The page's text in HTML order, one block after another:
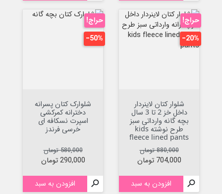
شلوار کتان لاینردار
داخل خز 2 تا 3 سال
بچه گانه وارداتی سبز
طرح نوشته kids
fleece lined pants
قیمت عادی
880,000 تومان
قیمت
704,000 تومان
 افزودن به سبد
حراج!
‎−20%
شلوارک کتان پسرانه
دخترانه کمرکشی
اسپرت نسکافه ای
خرسی فرندز
قیمت عادی
580,000 تومان
قیمت
290,000 تومان
 افزودن به سبد
حراج!
‎−50%